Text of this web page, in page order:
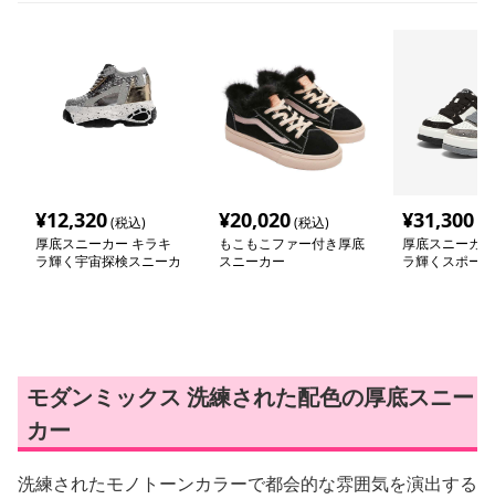
¥12,320(税込)
厚底スニーカー キラキ
ラ輝く宇宙探検スニーカ
¥20,020(税込)
もこもこファー付き厚底
スニーカー
¥31,300
厚底スニーカ
ラ輝くスポー
モダンミックス 洗練された配色の厚底スニー
カー
洗練されたモノトーンカラーで都会的な雰囲気を演出する